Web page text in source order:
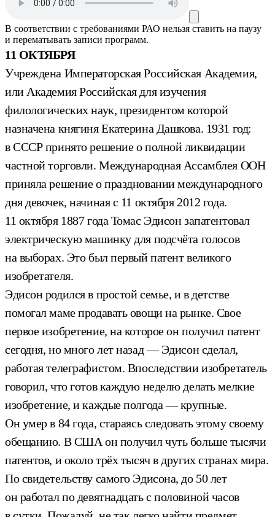
В соответствии с требованиями РАО нельзя ставить на паузу
и перематывать записи программ.
11 ОКТЯБРЯ
Учреждена Императорская Российская Академия,
или Академия Российская для изучения
филологических наук, президентом которой
назначена княгиня Екатерина Дашкова. 1931 год:
в СССР принято решение о полной ликвидации
частной торговли. Международная Ассамблея ООН
приняла решение о праздновании международного
дня девочек, начиная с 11 октября 2012 года.
11 октября 1887 года Томас Эдисон запатентовал
электрическую машинку для подсчёта голосов
на выборах. Это был первый патент великого
изобретателя.
Эдисон родился в простой семье, и в детстве
помогал маме продавать овощи на рынке. Свое
первое изобретение, на которое он получил патент
сегодня, но много лет назад — Эдисон сделал,
работая телеграфистом. Впоследствии изобретатель
говорил, что готов каждую неделю делать мелкие
изобретение, и каждые полгода — крупные.
Он умер в 84 года, стараясь следовать этому своему
обещанию. В США он получил чуть больше тысячи
патентов, и около трёх тысяч в других странах мира.
По свидетельству самого Эдисона, до 50 лет
он работал по девятнадцать с половиной часов